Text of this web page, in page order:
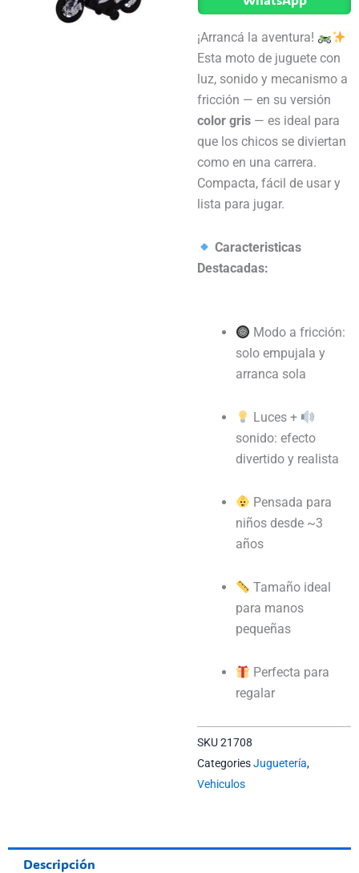
¡Arrancá la aventura!
Esta moto de juguete con
luz, sonido y mecanismo a
fricción — en su versión
color gris— es ideal para
que los chicos se diviertan
como en una carrera.
Compacta, fácil de usar y
lista para jugar.
Caracteristicas
Destacadas:
Modo a fricción:
solo empujala y
arranca sola
Luces +
sonido: efecto
divertido y realista
Pensada para
niños desde ~3
años
Tamaño ideal
para manos
pequeñas
Perfecta para
regalar
cantidad
SKU21708
CategoriesJuguetería,
Vehiculos
Descripción